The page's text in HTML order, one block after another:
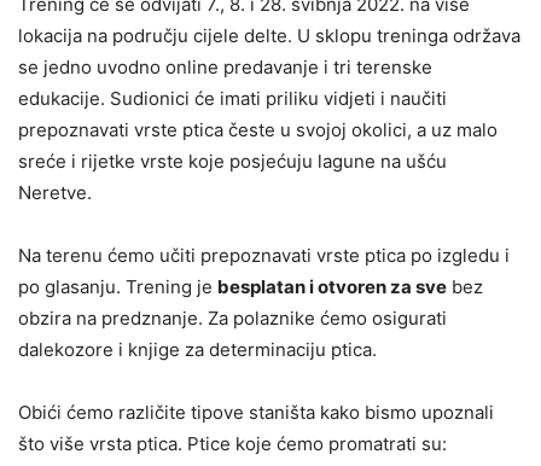
lokacija na području cijele delte. U sklopu treninga održava
se jedno uvodno online predavanje i tri terenske
edukacije. Sudionici će imati priliku vidjeti i naučiti
prepoznavati vrste ptica česte u svojoj okolici, a uz malo
sreće i rijetke vrste koje posjećuju lagune na ušću
Neretve.
Na terenu ćemo učiti prepoznavati vrste ptica po izgledu i
po glasanju. Trening je besplatan i otvoren za sve bez
obzira na predznanje. Za polaznike ćemo osigurati
dalekozore i knjige za determinaciju ptica.
Obići ćemo različite tipove staništa kako bismo upoznali
što više vrsta ptica. Ptice koje ćemo promatrati su: